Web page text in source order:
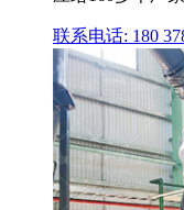
联系电话: 180